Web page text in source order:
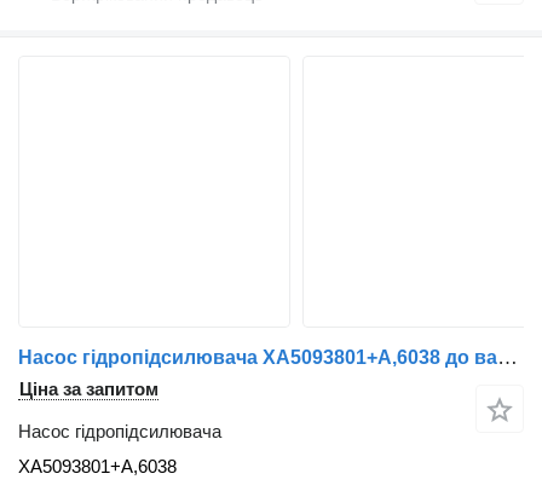
Насос гідропідсилювача XA5093801+A,6038 до вантажівки Renault Midlum | 00
Ціна за запитом
Насос гідропідсилювача
XA5093801+A,6038